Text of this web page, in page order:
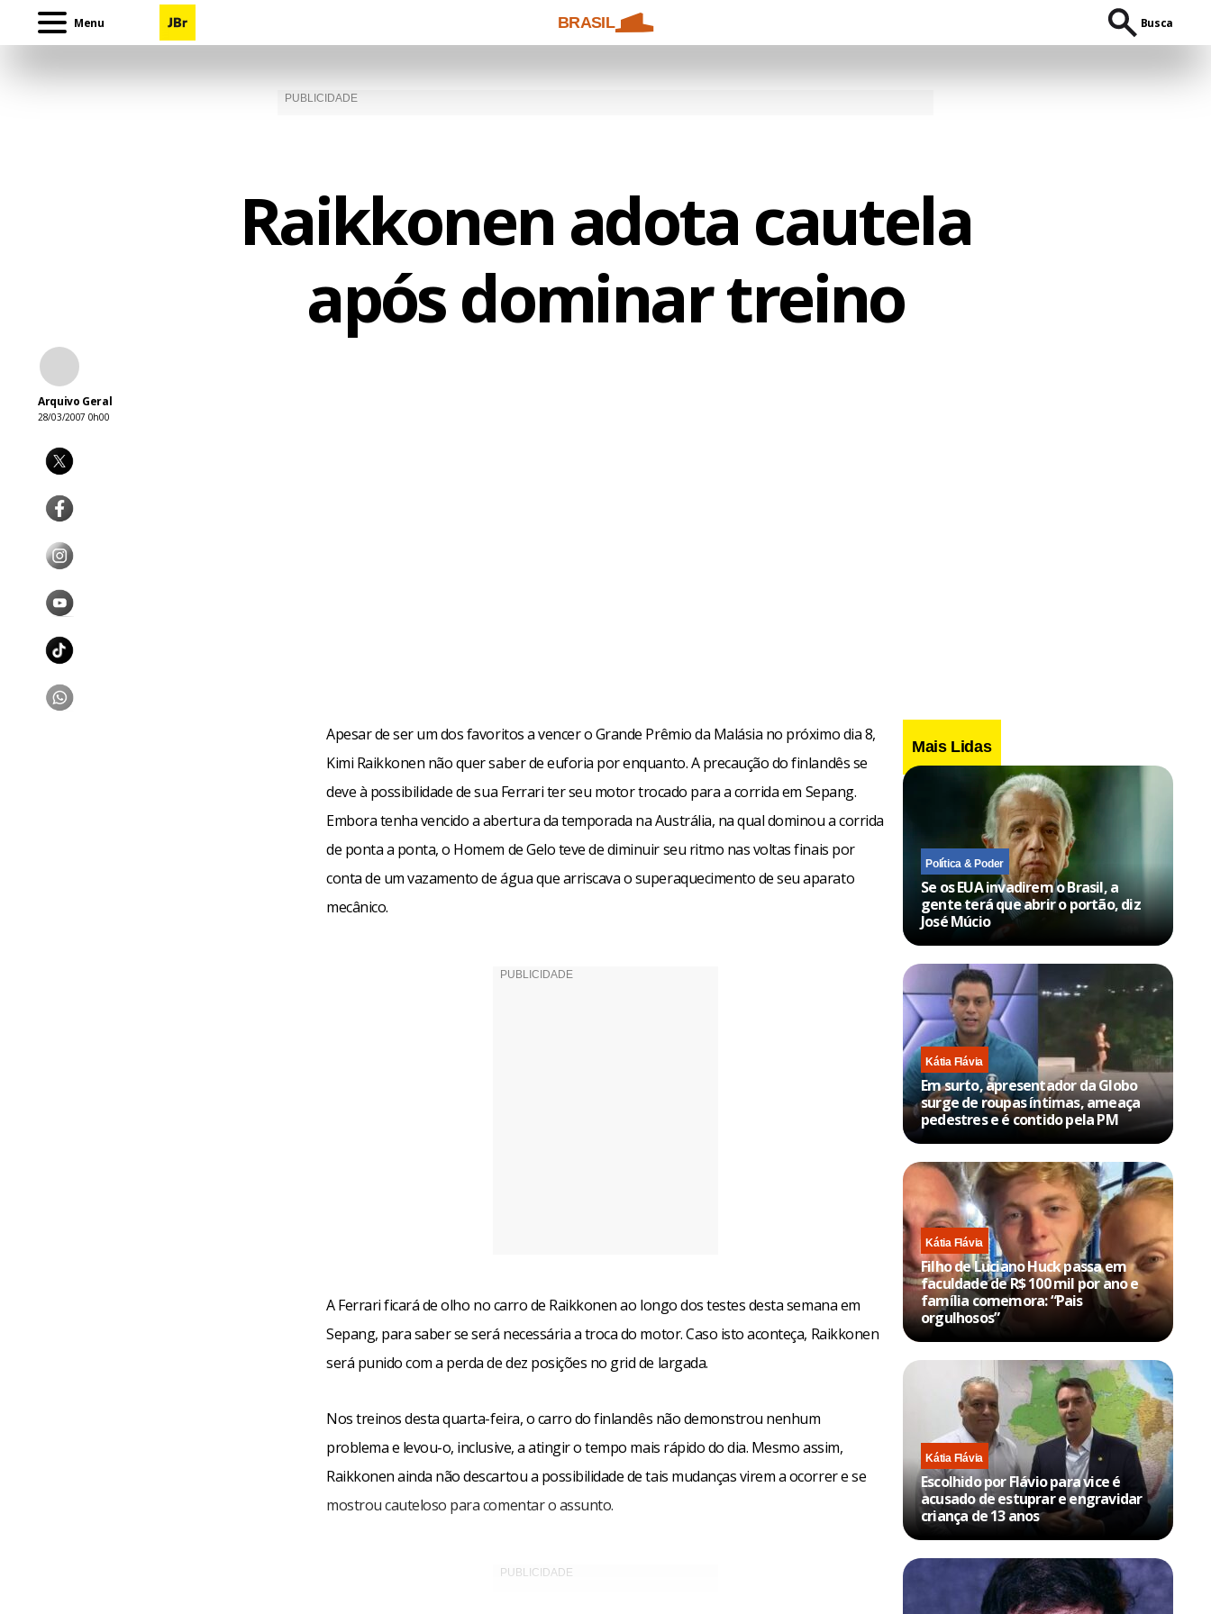
Menu BRASIL Busca
Raikkonen adota cautela
após dominar treino
Arquivo Geral
28/03/2007 0h00
Apesar de ser um dos favoritos a vencer o Grande Prêmio da Malásia no próximo dia 8,
Kimi Raikkonen não quer saber de euforia por enquanto. A precaução do finlandês se
deve à possibilidade de sua Ferrari ter seu motor trocado para a corrida em Sepang.
Embora tenha vencido a abertura da temporada na Austrália, na qual dominou a corrida
de ponta a ponta, o Homem de Gelo teve de diminuir seu ritmo nas voltas finais por
conta de um vazamento de água que arriscava o superaquecimento de seu aparato
mecânico.
A Ferrari ficará de olho no carro de Raikkonen ao longo dos testes desta semana em
Sepang, para saber se será necessária a troca do motor. Caso isto aconteça, Raikkonen
será punido com a perda de dez posições no grid de largada.
Nos treinos desta quarta-feira, o carro do finlandês não demonstrou nenhum
problema e levou-o, inclusive, a atingir o tempo mais rápido do dia. Mesmo assim,
Raikkonen ainda não descartou a possibilidade de tais mudanças virem a ocorrer e se
mostrou cauteloso para comentar o assunto.
Mais Lidas
Política & Poder
Se os EUA invadirem o Brasil, a
gente terá que abrir o portão, diz
José Múcio
Kátia Flávia
Em surto, apresentador da Globo
surge de roupas íntimas, ameaça
pedestres e é contido pela PM
Kátia Flávia
Filho de Luciano Huck passa em
faculdade de R$ 100 mil por ano e
família comemora: “Pais
orgulhosos”
Kátia Flávia
Escolhido por Flávio para vice é
acusado de estuprar e engravidar
criança de 13 anos